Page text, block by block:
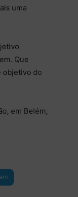
uma
Que
objetivo do
em Belém,